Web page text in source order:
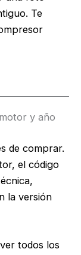
Te
y año
de comprar.
el código
la versión
todos los